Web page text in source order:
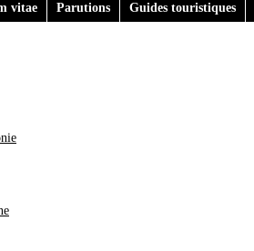
vitae Parutions Guides touristiques